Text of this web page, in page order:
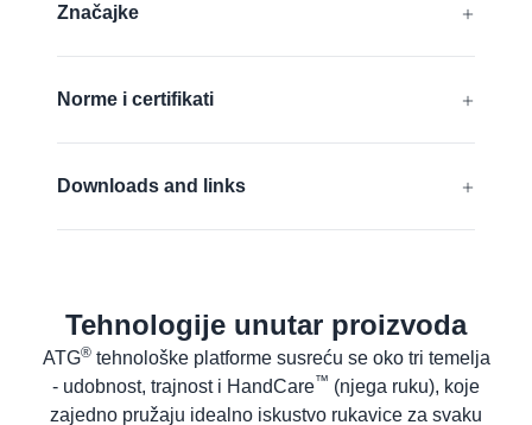
GRIPtech
Značajke
Norme i certifikati
Downloads and links
Sigurnosno tehnički list za materijale
Sigurnosno tehnički list za proizvod
Upute za pranje
Tehnologije unutar proizvoda
ATG®tehnološke platforme susreću se oko tri temelja
- udobnost, trajnost i HandCare™ (njega ruku), koje
zajedno pružaju idealno iskustvo rukavice za svaku